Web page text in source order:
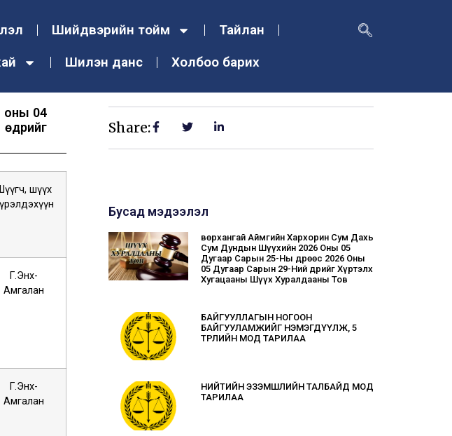
Шийдвэрийн тойм
Тайлан
Шилэн данс Холбоо барих
оны 04
шүүх
Г.Энх-
Амгалан
Г.Энх-
Амгалан
Share:
Бусад мэдээлэл
Өвөрхангай Аймгийн Хархорин Сум Дахь
Сум Дундын Шүүхийн 2026 Оны 05
Дугаар Сарын 25-Ны Өдрөөс 2026 Оны
05 Дугаар Сарын 29-Ний Өдрийг Хүртэлх
Хугацааны Шүүх Хуралдааны Тов
БАЙГУУЛЛАГЫН НОГООН
БАЙГУУЛАМЖИЙГ НЭМЭГДҮҮЛЖ, 5
ТӨРЛИЙН МОД ТАРИЛАА
НИЙТИЙН ЭЗЭМШЛИЙН ТАЛБАЙД МОД
ТАРИЛАА